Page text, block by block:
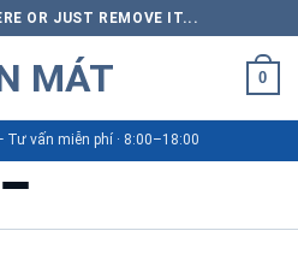
OR JUST REMOVE IT...
MÁT 0
Tư vấn miễn phí · 8:00–18:00